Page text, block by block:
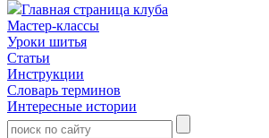
Главная страница клуба
Мастер-классы
Уроки шитья
Статьи
Инструкции
Словарь терминов
Интересные истории